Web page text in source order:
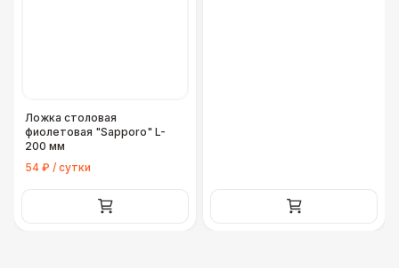
Ложка столовая
фиолетовая "Sapporo" L-
200 мм
54 ₽ / сутки